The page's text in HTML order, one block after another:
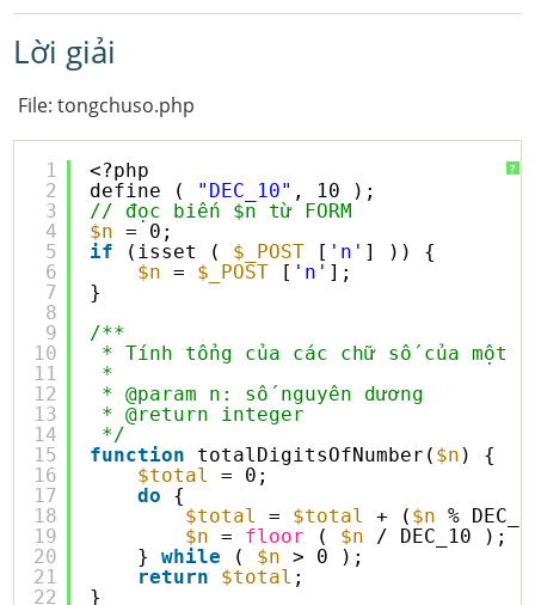
Lời giải
File: tongchuso.php
?
1
2
3
4
5
6
7
8
9
10
11
12
13
14
15
16
17
18
19
20
21
22
<?php
define ( "DEC_10" , 10 );
// đọc biến $n từ FORM
$n
= 0;
if
(isset ( $_POST [ 'n' ] )) {
$n
= $_POST [ 'n' ];
}
/**
* Tính tổng của các chữ số của một
*
* @param n: số nguyên dương
* @return integer
*/
function
totalDigitsOfNumber( $n ) {
$total
= 0;
do
{
$total
= $total + ( $n
%
$n
= floor ( $n
/ DEC_10 );
} while ( $n
> 0 );
return
$total ;
}